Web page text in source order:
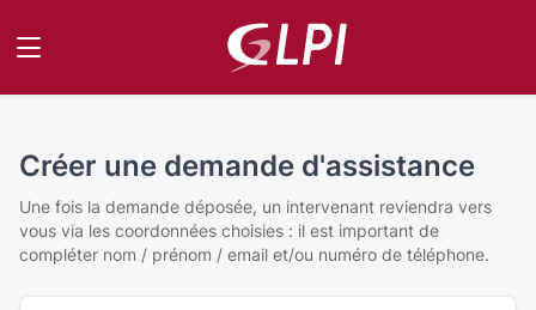
Créer une demande d'assistance
Une fois la demande déposée, un intervenant reviendra vers
vous via les coordonnées choisies : il est important de
compléter nom / prénom / email et/ou numéro de téléphone.